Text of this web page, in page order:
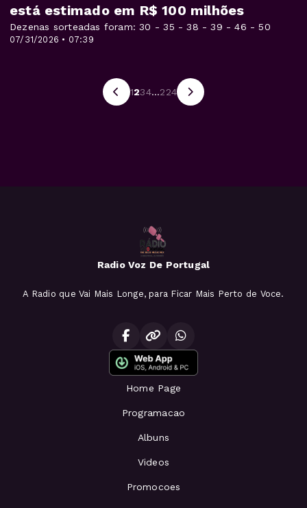
07/31/2026 • 07:39
está estimado em R$ 100 milhões
Dezenas sorteadas foram: 30 - 35 - 38 - 39 - 46 - 50
1234...224
Radio Voz De Portugal
A Radio que Vai Mais Longe, para Ficar Mais Perto de Voce.
Home Page
Programacao
Albuns
Videos
Promocoes